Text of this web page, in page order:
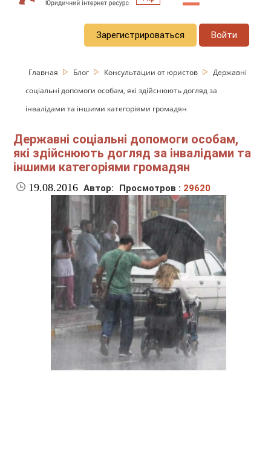
Зарегистрироваться Войти
Главная Блог Консультации от юристов
Державні
соціальні допомоги особам, які здійснюють догляд за
інвалідами та іншими категоріями громадян
Державні соціальні допомоги особам,
які здійснюють догляд за інвалідами та
іншими категоріями громадян
19.08.2016 Автор: Просмотров : 29620